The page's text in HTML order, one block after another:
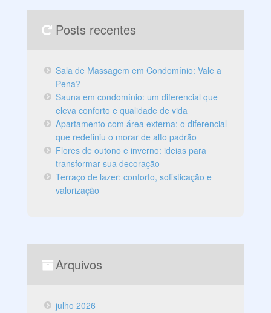
Posts recentes
Sala de Massagem em Condomínio: Vale a
Pena?
Sauna em condomínio: um diferencial que
eleva conforto e qualidade de vida
Apartamento com área externa: o diferencial
que redefiniu o morar de alto padrão
Flores de outono e inverno: ideias para
transformar sua decoração
Terraço de lazer: conforto, sofisticação e
valorização
Arquivos
julho 2026